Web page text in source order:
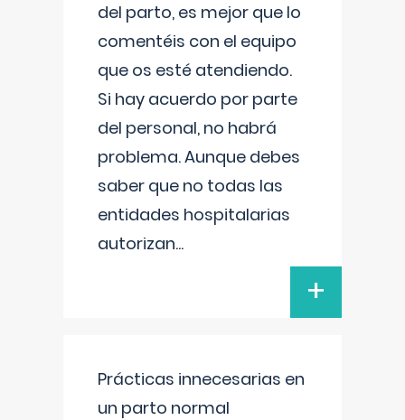
del parto, es mejor que lo
comentéis con el equipo
que os esté atendiendo.
Si hay acuerdo por parte
del personal, no habrá
problema. Aunque debes
saber que no todas las
entidades hospitalarias
autorizan...
+
Prácticas innecesarias en
un parto normal